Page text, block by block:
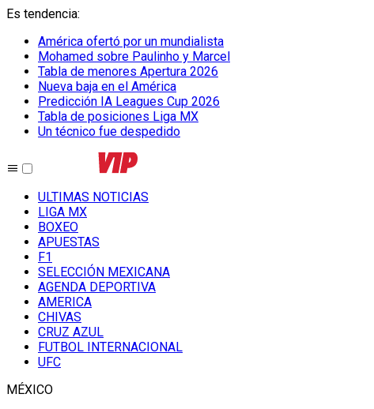
Es tendencia:
América ofertó por un mundialista
Mohamed sobre Paulinho y Marcel
Tabla de menores Apertura 2026
Nueva baja en el América
Predicción IA Leagues Cup 2026
Tabla de posiciones Liga MX
Un técnico fue despedido
ULTIMAS NOTICIAS
LIGA MX
BOXEO
APUESTAS
F1
SELECCIÓN MEXICANA
AGENDA DEPORTIVA
AMERICA
CHIVAS
CRUZ AZUL
FUTBOL INTERNACIONAL
UFC
MÉXICO